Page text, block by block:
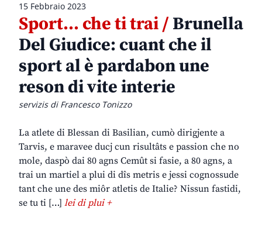
15 Febbraio 2023
Sport… che ti trai /Brunella
Del Giudice: cuant che il
sport al è pardabon une
reson di vite interie
servizis di Francesco Tonizzo
La atlete di Blessan di Basilian, cumò dirigjente a
Tarvis, e maravee ducj cun risultâts e passion che no
mole, daspò dai 80 agns Cemût si fasie, a 80 agns, a
trai un martiel a plui di dîs metris e jessi cognossude
tant che une des miôr atletis de Italie? Nissun fastidi,
se tu ti […] lei di plui +